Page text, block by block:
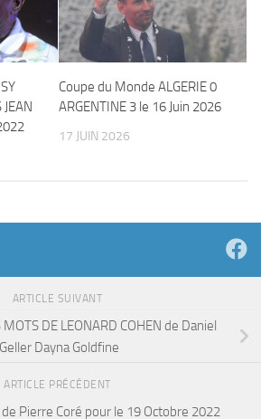
JEAN
Coupe du Monde ALGERIE 0
ARGENTINE 3 le 16 Juin 2026
17 JUIN 2026
ARTICLE SUIVANT
MOTS DE LEONARD COHEN de Daniel
Geller Dayna Goldfine
ARTICLE PRÉCÉDENT
Pierre Coré pour le 19 Octobre 2022